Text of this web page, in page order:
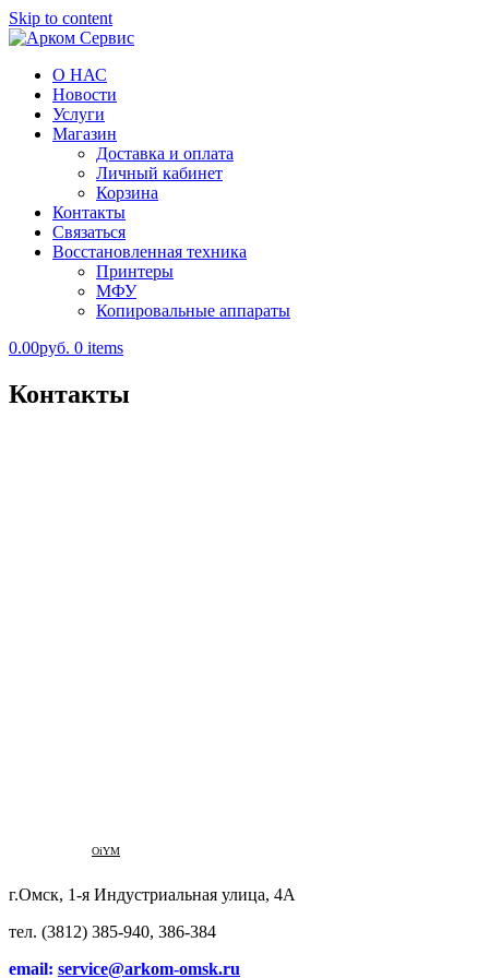
Skip to content
Арком Сервис
О НАС
Новости
Услуги
Магазин
Доставка и оплата
Личный кабинет
Корзина
Контакты
Связаться
Восстановленная техника
Принтеры
МФУ
Копировальные аппараты
0.00руб. 0 items
Контакты
OiYM
г.Омск, 1-я Индустриальная улица, 4А
тел. (3812) 385-940, 386-384
email: service@arkom-omsk.ru